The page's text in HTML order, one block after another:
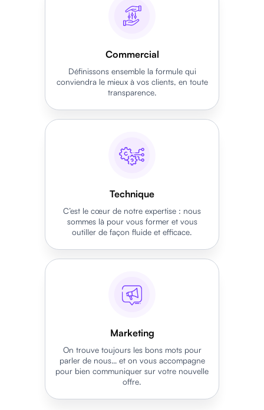
Commercial
Définissons ensemble la formule qui
conviendra le mieux à vos clients, en toute
transparence.
Technique
C’est le cœur de notre expertise : nous
sommes là pour vous former et vous
outiller de façon fluide et efficace.
Marketing
On trouve toujours les bons mots pour
parler de nous… et on vous accompagne
pour bien communiquer sur votre nouvelle
offre.